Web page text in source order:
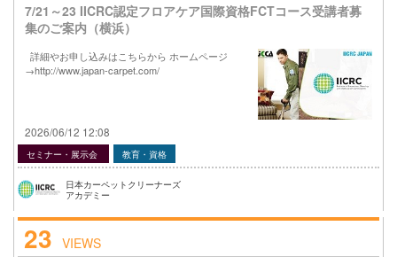
7/21～23 IICRC認定フロアケア国際資格FCTコース受講者募
集のご案内（横浜）
詳細やお申し込みはこちらから ホームページ
→http://www.japan-carpet.com/
2026/06/12 12:08
セミナー・展示会 教育・資格
日本カーペットクリーナーズ
アカデミー
23 VIEWS